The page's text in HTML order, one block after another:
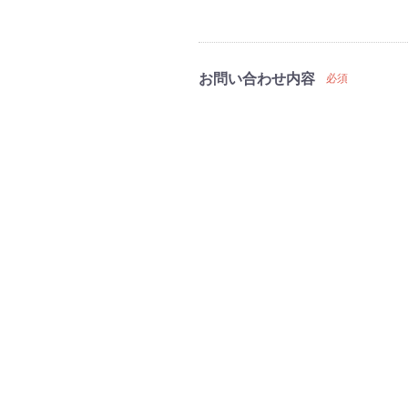
お問い合わせ内容 必須